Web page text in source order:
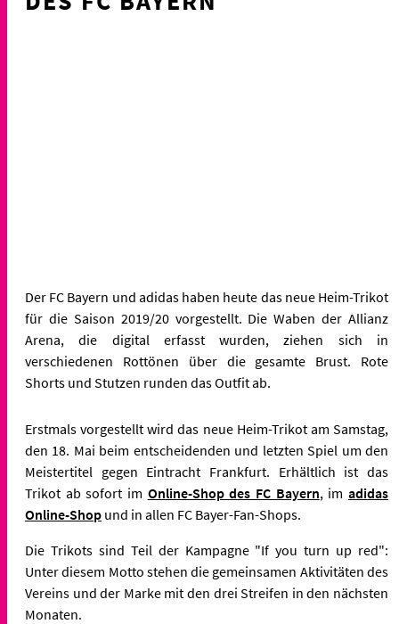
Der FC Bayern und adidas haben heute das neue Heim-Trikot
für die Saison 2019/20 vorgestellt. Die Waben der Allianz
Arena, die digital erfasst wurden, ziehen sich in
verschiedenen Rottönen über die gesamte Brust. Rote
Shorts und Stutzen runden das Outfit ab.
Erstmals vorgestellt wird das neue Heim-Trikot am Samstag,
den 18. Mai beim entscheidenden und letzten Spiel um den
Meistertitel gegen Eintracht Frankfurt. Erhältlich ist das
Trikot ab sofort im Online-Shop des FC Bayern, imadidas
Online-Shop und in allen FC Bayer-Fan-Shops.
Die Trikots sind Teil der Kampagne "If you turn up red":
Unter diesem Motto stehen die gemeinsamen Aktivitäten des
Vereins und der Marke mit den drei Streifen in den nächsten
Monaten.